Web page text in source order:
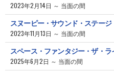
2023年2月14日 ～ 当面の間
スヌーピー・サウンド・ステー
2023年11月13日 ～ 当面の間
スペース・ファンタジー・ザ・ラ
2025年6月2日 ～ 当面の間